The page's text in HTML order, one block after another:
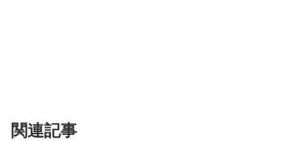
関連記事